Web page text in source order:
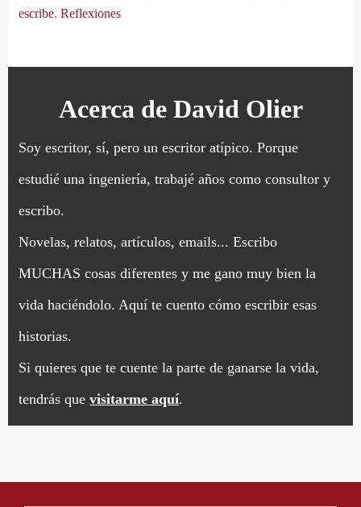
escribe,Reflexiones
Acerca de David Olier
Soy escritor, sí, pero un escritor atípico. Porque
estudié una ingeniería, trabajé años como consultor y
escribo.
Novelas, relatos, artículos, emails... Escribo
MUCHAS cosas diferentes y me gano muy bien la
vida haciéndolo. Aquí te cuento cómo escribir esas
historias.
Si quieres que te cuente la parte de ganarse la vida,
tendrás que visitarme aquí.